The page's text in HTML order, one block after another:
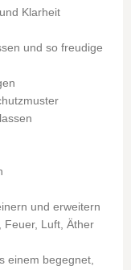
Klarheit
und so freudige
und erweitern
Feuer, Luft, Äther
einem begegnet,